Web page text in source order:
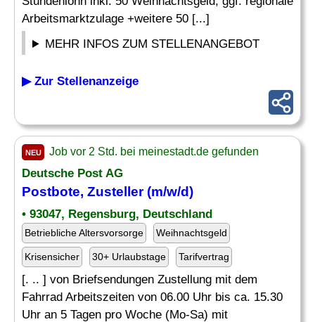
Arbeitsmarktzulage +weitere 50 [...]
MEHR INFOS ZUM STELLENANGEBOT
▶ Zur Stellenanzeige
NEU Job vor 2 Std. bei meinestadt.de gefunden
Deutsche Post AG
Postbote, Zusteller(m/w/d)
• 93047, Regensburg, Deutschland
Betriebliche Altersvorsorge Weihnachtsgeld
Krisensicher 30+ Urlaubstage Tarifvertrag
[. .. ] von Briefsendungen Zustellung mit dem
Fahrrad Arbeitszeiten von 06.00 Uhr bis ca. 15.30
Uhr an 5 Tagen pro Woche (Mo-Sa) mit